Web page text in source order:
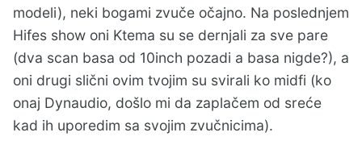
modeli), neki bogami zvuče očajno. Na poslednjem
Hifes show oni Ktema su se dernjali za sve pare
(dva scan basa od 10inch pozadi a basa nigde?), a
oni drugi slični ovim tvojim su svirali ko midfi (ko
onaj Dynaudio, došlo mi da zaplačem od sreće
kad ih uporedim sa svojim zvučnicima).